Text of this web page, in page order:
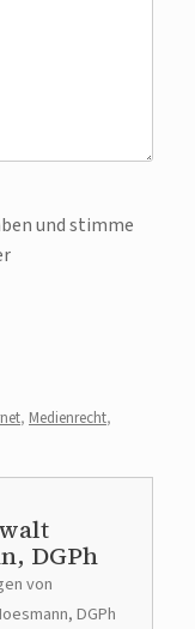
und stimme
, Medienrecht,
DGPh
von
DGPh